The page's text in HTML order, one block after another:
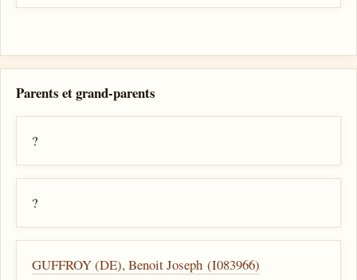
Parents et grand-parents
?
?
GUFFROY (DE), Benoit Joseph (I083966)